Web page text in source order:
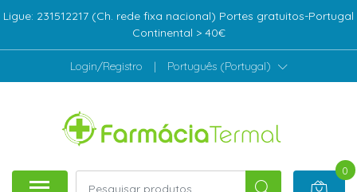
Ligue: 231512217 (Ch. rede fixa nacional) Portes gratuitos-Portugal
Continental > 40€
Login/Registro | Português (Portugal)
0